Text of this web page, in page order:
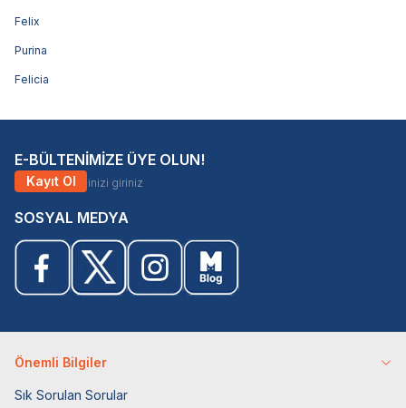
Felix
Purina
Felicia
E-BÜLTENİMİZE ÜYE OLUN!
Kayıt Ol
SOSYAL MEDYA
Önemli Bilgiler
Sık Sorulan Sorular